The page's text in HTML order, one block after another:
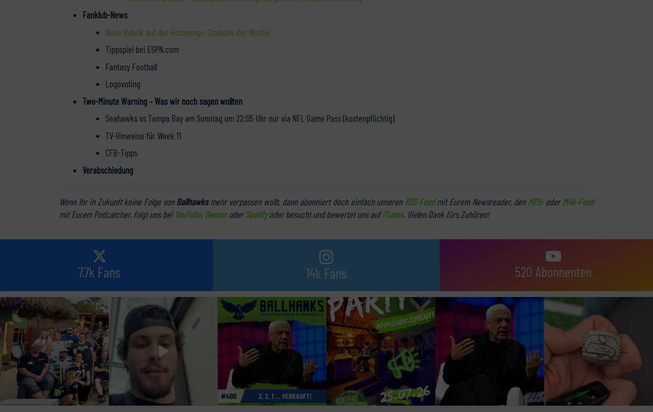
Fanklub-News
Neue Rubrik auf der Homepage: Statistik der Woche
Tippspiel bei ESPN.com
Fantasy Football
Logovoting
Two-Minute Warning – Was wir noch sagen wollten
Seahawks vs Tampa Bay am Sonntag um 22:05 Uhr nur via NFL Game Pass (kostenpflichtig)
TV-Hinweise für Week 11
CFB-Tipps
Verabschiedung
Wenn Ihr in Zukunft keine Folge von Ballhawksmehr verpassen wollt, dann abonniert doch einfach unseren RSS-Feedmit Eurem Newsreader, den MP3-oder M4A-Feed
mit Eurem Podcatcher, folgt uns bei YouTube, DeezeroderSpotifyoder besucht und bewertet uns aufiTunes. Vielen Dank fürs Zuhören!
7.7k Fans 14k Fans 520 Abonnenten